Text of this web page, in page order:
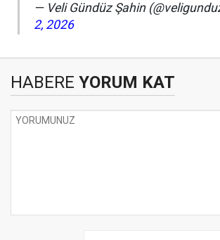
— Veli Gündüz Şahin
2, 2026
HABERE YORUM KAT